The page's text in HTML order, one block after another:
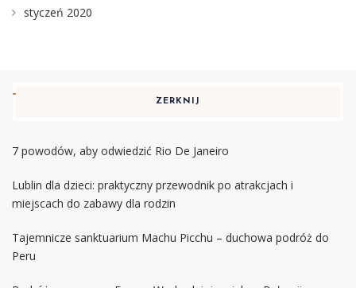
styczeń 2020
ZERKNIJ
7 powodów, aby odwiedzić Rio De Janeiro
Lublin dla dzieci: praktyczny przewodnik po atrakcjach i
miejscach do zabawy dla rodzin
Tajemnicze sanktuarium Machu Picchu – duchowa podróż do
Peru